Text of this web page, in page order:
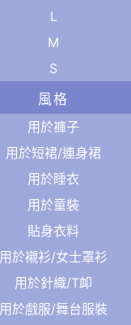
L
M
S
風格
用於褲子
用於短裙/連身裙
用於睡衣
用於童裝
貼身衣料
用於襯衫/女士罩衫
用於針織/T卹
用於戲服/舞台服裝